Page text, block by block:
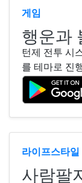
게임
행운과
턴제 전투 시
를 테마로 진
라이프스타일
사람팔